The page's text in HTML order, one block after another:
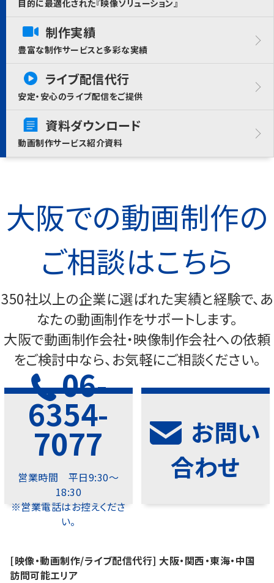
目的に最適化された『映像ソリューション』
制作実績
豊富な制作サービスと多彩な実績
ライブ配信代行
安定・安心のライブ配信をご提供
資料ダウンロード
動画制作サービス紹介資料
大阪での動画制作の
ご相談はこちら
350社以上の企業に選ばれた実績と経験で、あ
なたの動画制作をサポートします。
大阪で動画制作会社・映像制作会社への依頼
をご検討中なら、お気軽にご相談ください。
06-
6354-
7077
営業時間 平日9:30～
18:30
※営業電話はお控えくださ
い。
お問い
合わせ
[映像・動画制作/ライブ配信代行] 大阪・関西・東海・中国
訪問可能エリア